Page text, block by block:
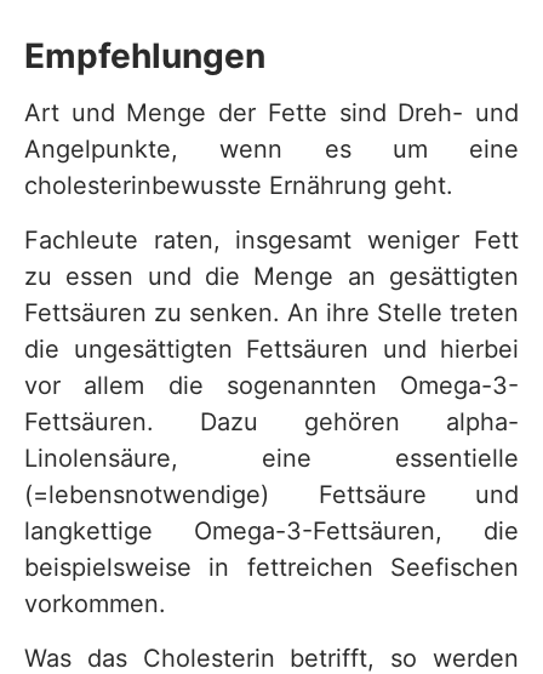
Empfehlungen
Art und Menge der Fette sind Dreh- und
Angelpunkte, wenn es um eine
cholesterinbewusste Ernährung geht.
Fachleute raten, insgesamt weniger Fett
zu essen und die Menge an gesättigten
Fettsäuren zu senken. An ihre Stelle treten
die ungesättigten Fettsäuren und hierbei
vor allem die sogenannten Omega-3-
Fettsäuren. Dazu gehören alpha-
Linolensäure, eine essentielle
(=lebensnotwendige) Fettsäure und
langkettige Omega-3-Fettsäuren, die
beispielsweise in fettreichen Seefischen
vorkommen.
Was das Cholesterin betrifft, so werden